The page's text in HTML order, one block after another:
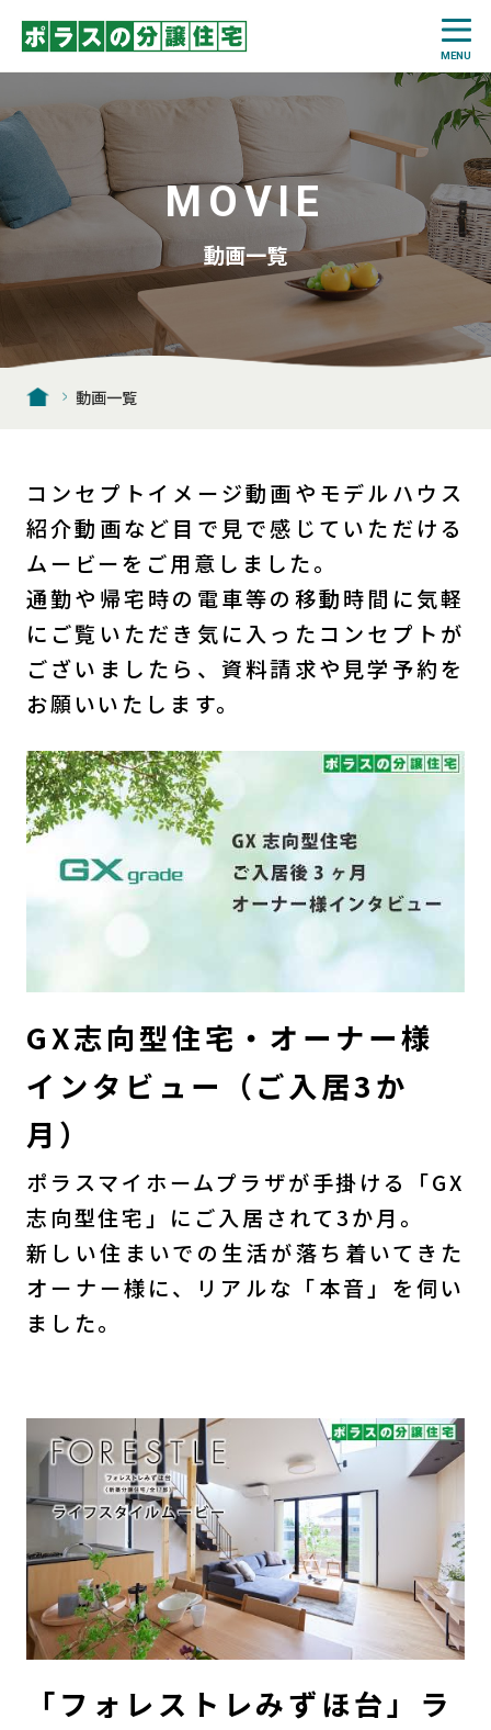
MOVIE
動画一覧
動画一覧
コンセプトイメージ動画やモデルハウス
紹介動画など目で見で感じていただける
ムービーをご用意しました。
通勤や帰宅時の電車等の移動時間に気軽
にご覧いただき気に入ったコンセプトが
ございましたら、資料請求や見学予約を
お願いいたします。
GX志向型住宅・オーナー様
インタビュー（ご入居3か
月）
ポラスマイホームプラザが手掛ける「GX
志向型住宅」にご入居されて3か月。
新しい住まいでの生活が落ち着いてきた
オーナー様に、リアルな「本音」を伺い
ました。
「フォレストレみずほ台」ラ